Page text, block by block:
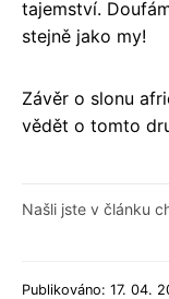
tajemství.
stejně jako my!
Závěr o slonu
vědět o tomto
Našli jste v článku
Publikováno: 17. 04.